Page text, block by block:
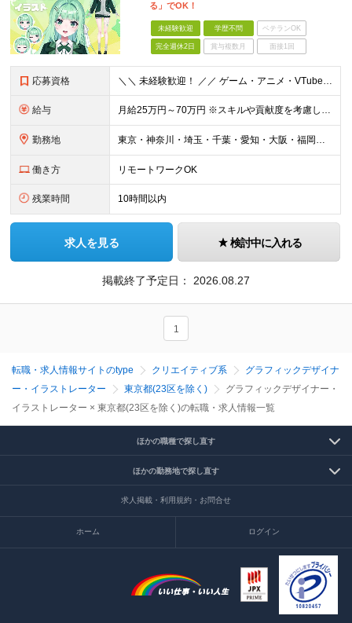
る」でOK！
未経験歓迎 学歴不問 ベテランOK
完全週休2日 賞与複数月 面接1回
応募資格 ＼＼ 未経験歓迎！ ／／ ゲーム・アニメ・VTuberが好き クリエイティブに挑戦してみたい そんな気持ちがあれば大歓迎です！ 「この仕事、気になる！」それだけでOK。 チャレンジする一歩目を応援し
給与 月給25万円～70万円 ※スキルや貢献度を考慮して決定します。 ※試用期間中は、契約社員（月給は20万円～＋交通費）となります。 ◆インセンティブ・臨時ボーナス制度あり ◆昇給査定あり
勤務地 東京・神奈川・埼玉・千葉・愛知・大阪・福岡のプロジェクト先 ◎事前相談のうえ、自宅から通いやすい勤務地へ配属します。 ◎転居を伴う転勤はありません ＜本社＞ 東京都目黒区大橋2丁目24-1 ハイネス
働き方 リモートワークOK
残業時間 10時間以内
求人を見る 検討中に入れる
掲載終了予定日： 2026.08.27
1
転職・求人情報サイトのtype クリエイティブ系
グラフィックデザイナ
ー・イラストレーター
東京都(23区を除く)
グラフィックデザイナー・
イラストレーター × 東京都(23区を除く)の転職・求人情報一覧
ほかの職種で探し直す
ほかの勤務地で探し直す
求人掲載・利用規約・お問合せ
ホーム ログイン